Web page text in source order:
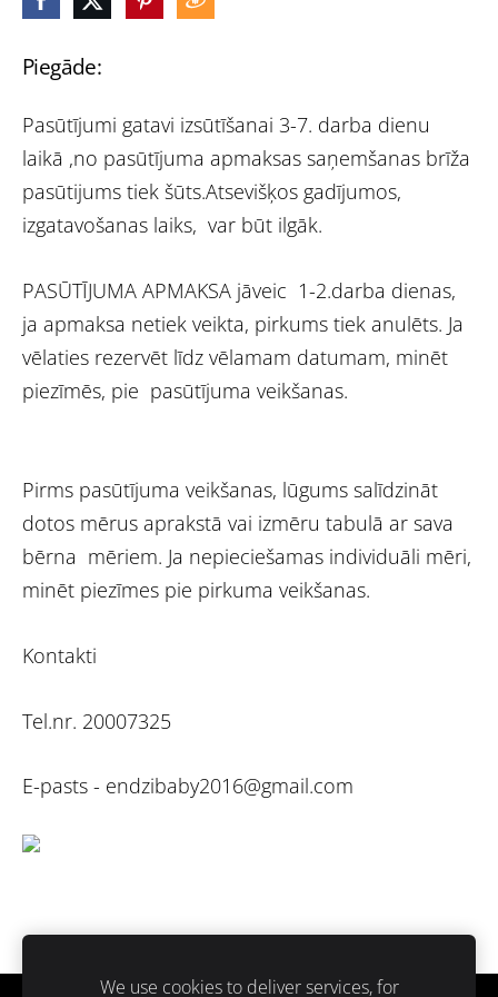
Piegāde:
Pasūtījumi gatavi izsūtīšanai 3-7. darba dienu
laikā ,no pasūtījuma apmaksas saņemšanas brīža
pasūtijums tiek šūts.Atsevišķos gadījumos,
izgatavošanas laiks, var būt ilgāk.
PASŪTĪJUMA APMAKSA jāveic 1-2.darba dienas,
ja apmaksa netiek veikta, pirkums tiek anulēts. Ja
vēlaties rezervēt līdz vēlamam datumam, minēt
piezīmēs, pie pasūtījuma veikšanas.
Pirms pasūtījuma veikšanas, lūgums salīdzināt
dotos mērus aprakstā vai izmēru tabulā ar sava
bērna mēriem. Ja nepieciešamas individuāli mēri,
minēt piezīmes pie pirkuma veikšanas.
Kontakti
Tel.nr. 20007325
E-pasts - endzibaby2016@gmail.com
We use cookies to deliver services, for